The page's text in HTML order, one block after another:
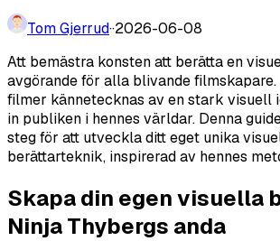
Tom Gjerrud··2026-06-08
Att bemästra konsten att berätta en
avgörande för alla blivande filmskapare.
filmer kännetecknas av en stark visuell
in publiken i hennes världar. Denna
steg för att utveckla ditt eget unika
berättarteknik, inspirerad av hennes
Skapa din egen visuella
Ninja Thybergs anda